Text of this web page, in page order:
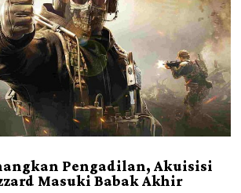
Pengadilan, Akuisisi
Masuki Babak Akhir